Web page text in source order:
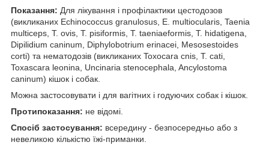
Показання: Для лікування і профілактики цестодозов
(викликаних Echinococcus granulosus, E. multiocularis, Taenia
multiceps, T. ovis, T. pisiformis, T. taeniaeformis, T. hidatigena,
Dipilidium caninum, Diphylobotrium erinacei, Mesosestoides
corti) та нематодозів (викликаних Toxocara cnis, T. cati,
Toxascara leonina, Uncinaria stenocephala, Ancylostoma
caninum) кішок і собак.
Можна застосовувати і для вагітних і годуючих собак і кішок.
Протипоказання: не відомі.
Спосіб застосування: всередину - безпосередньо або з
невеликою кількістю їжі-приманки.